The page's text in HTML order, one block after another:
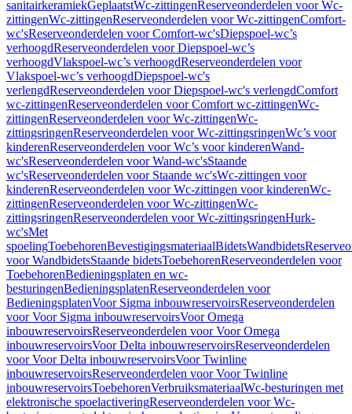
sanitairkeramiekGeplaatstWc-zittingenReserveonderdelen voor Wc-
zittingenWc-zittingenReserveonderdelen voor Wc-zittingenComfort-
wc'sReserveonderdelen voor Comfort-wc'sDiepspoel-wc’s
verhoogdReserveonderdelen voor Diepspoel-wc’s
verhoogdVlakspoel-wc’s verhoogdReserveonderdelen voor
Vlakspoel-wc’s verhoogdDiepspoel-wc's
verlengdReserveonderdelen voor Diepspoel-wc's verlengdComfort
wc-zittingenReserveonderdelen voor Comfort wc-zittingenWc-
zittingenReserveonderdelen voor Wc-zittingenWc-
zittingsringenReserveonderdelen voor Wc-zittingsringenWc’s voor
kinderenReserveonderdelen voor Wc’s voor kinderenWand-
wc'sReserveonderdelen voor Wand-wc'sStaande
wc'sReserveonderdelen voor Staande wc'sWc-zittingen voor
kinderenReserveonderdelen voor Wc-zittingen voor kinderenWc-
zittingenReserveonderdelen voor Wc-zittingenWc-
zittingsringenReserveonderdelen voor Wc-zittingsringenHurk-
wc'sMet
spoelingToebehorenBevestigingsmateriaalBidetsWandbidets
voor WandbidetsStaande bidetsToebehorenReserveonderdelen voor
ToebehorenBedieningsplaten en wc-
besturingenBedieningsplatenReserveonderdelen voor
BedieningsplatenVoor Sigma inbouwreservoirsReserveonderdelen
voor Voor Sigma inbouwreservoirsVoor Omega
inbouwreservoirsReserveonderdelen voor Voor Omega
inbouwreservoirsVoor Delta inbouwreservoirsReserveonderdelen
voor Voor Delta inbouwreservoirsVoor Twinline
inbouwreservoirsReserveonderdelen voor Voor Twinline
inbouwreservoirsToebehorenVerbruiksmateriaalWc-besturingen met
elektronische spoelactiveringReserveonderdelen voor Wc-